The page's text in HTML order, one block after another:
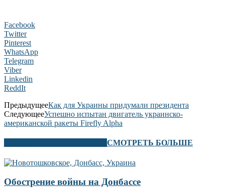
Facebook
Twitter
Pinterest
WhatsApp
Telegram
Viber
Linkedin
ReddIt
ПредыдущееКак для Украины придумали президента
СледующееУспешно испытан двигатель украинско-
американской ракеты Firefly Alpha
СМОТРЕТЬ БОЛЬШЕ
Обострение войны на Донбассе